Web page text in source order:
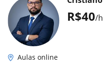
R$40/h
Aulas online